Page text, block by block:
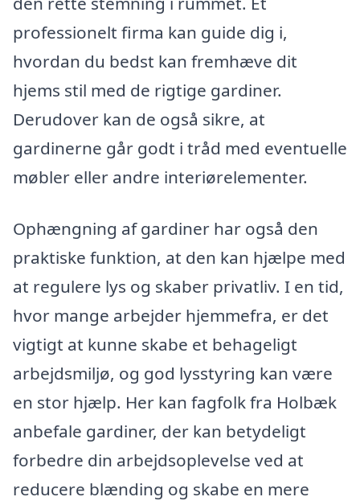
professionelt firma kan guide dig i,
hvordan du bedst kan fremhæve dit
hjems stil med de rigtige gardiner.
Derudover kan de også sikre, at
gardinerne går godt i tråd med eventuelle
møbler eller andre interiørelementer.
Ophængning af gardiner har også den
praktiske funktion, at den kan hjælpe med
at regulere lys og skaber privatliv. I en tid,
hvor mange arbejder hjemmefra, er det
vigtigt at kunne skabe et behageligt
arbejdsmiljø, og god lysstyring kan være
en stor hjælp. Her kan fagfolk fra Holbæk
anbefale gardiner, der kan betydeligt
forbedre din arbejdsoplevelse ved at
reducere blænding og skabe en mere